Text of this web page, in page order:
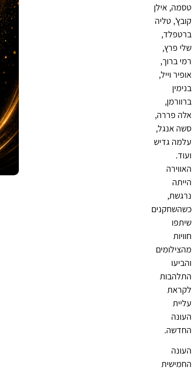
טסמה, אילן
קובץ', טליה
ברטפלד,
שלי פרץ,
רמי ברוך,
אופיר וייל,
בנימין
ברוורמן,
אלה פררה,
סשה אנגל,
עלמה גדיש
ועוד.
האווירה
הייתה
נרגשת,
כשהשחקנים
שיתפו
חוויות
מהצילומים
והביעו
התלהבות
לקראת
עליית
העונה
החדשה.
העונה
החמישית